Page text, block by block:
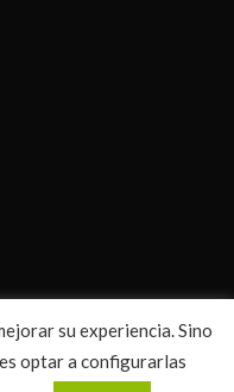
de Cookies |Sitemap
su experiencia. Sino
optar a configurarlas